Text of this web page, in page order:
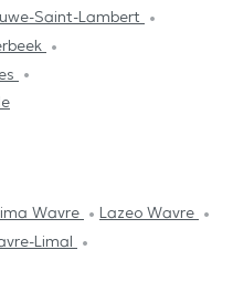
Saint-Lambert
Wavre
Lazeo Wavre
Limal